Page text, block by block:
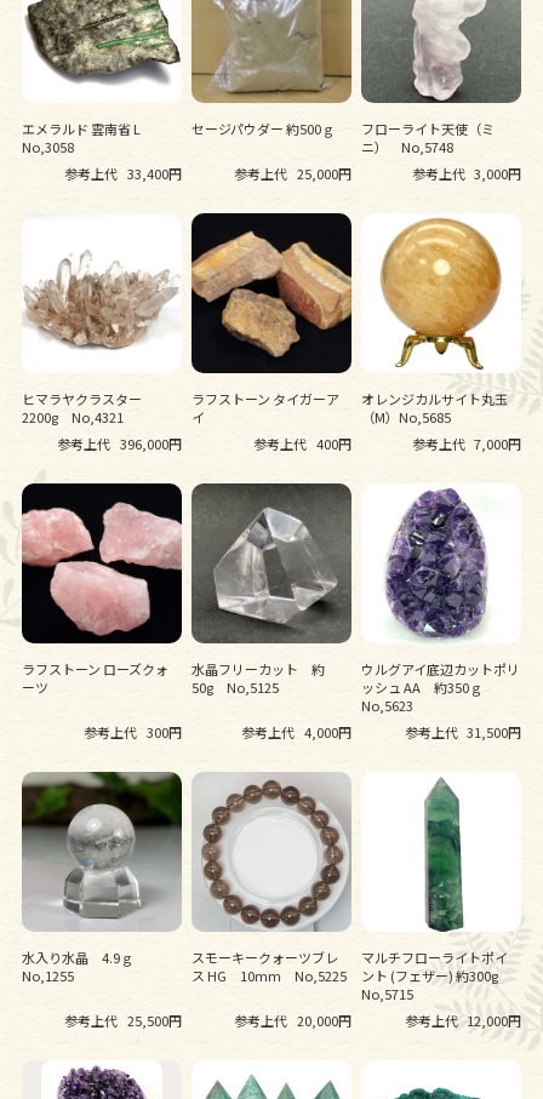
エメラルド 雲南省 L
No,3058
参考上代 33,400円
セージパウダー 約500ｇ
参考上代 25,000円
フローライト天使（ミ
ニ） No,5748
参考上代 3,000円
ヒマラヤクラスター
2200g No,4321
参考上代 396,000円
ラフストーン タイガーア
イ
参考上代 400円
オレンジカルサイト丸玉
（M）No,5685
参考上代 7,000円
ラフストーン ローズクォ
ーツ
参考上代 300円
水晶フリーカット 約
50g No,5125
参考上代 4,000円
ウルグアイ底辺カットポリ
ッシュ AA 約350ｇ
No,5623
参考上代 31,500円
水入り水晶 4.9ｇ
No,1255
参考上代 25,500円
スモーキークォーツブレ
ス HG 10mm No,5225
参考上代 20,000円
マルチフローライトポイ
ント (フェザー) 約300g
No,5715
参考上代 12,000円